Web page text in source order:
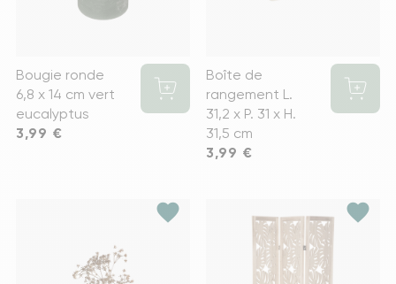
Bougie ronde
6,8 x 14 cm vert
eucalyptus
Prix
3,99 €
Boîte de
rangement L.
31,2 x P. 31 x H.
31,5 cm
Prix
3,99 €
favorite favorite